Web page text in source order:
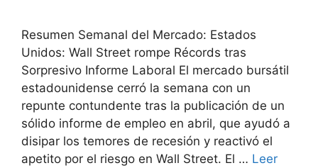
Resumen Semanal del Mercado: Estados
Unidos: Wall Street rompe Récords tras
Sorpresivo Informe Laboral El mercado bursátil
estadounidense cerró la semana con un
repunte contundente tras la publicación de un
sólido informe de empleo en abril, que ayudó a
disipar los temores de recesión y reactivó el
apetito por el riesgo en Wall Street. El … Leer